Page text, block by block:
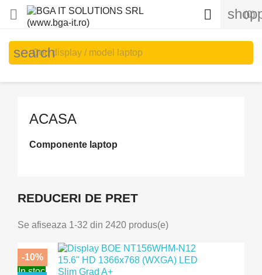
 (0)

search
ACASA
Componente laptop
REDUCERI DE PRET
Se afiseaza 1-32 din 2420 produs(e)
In stoc
-10%